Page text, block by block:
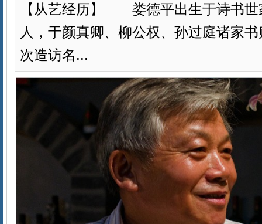
【从艺经历】 娄德平出生于诗书世
人，于颜真卿、柳公权、孙过庭诸家
次造访名...